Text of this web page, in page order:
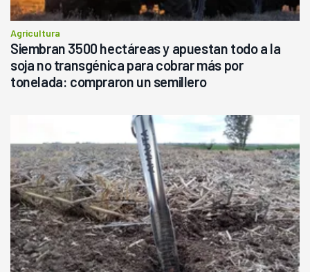
Agricultura
Siembran 3500 hectáreas y apuestan todo a la
soja no transgénica para cobrar más por
tonelada: compraron un semillero